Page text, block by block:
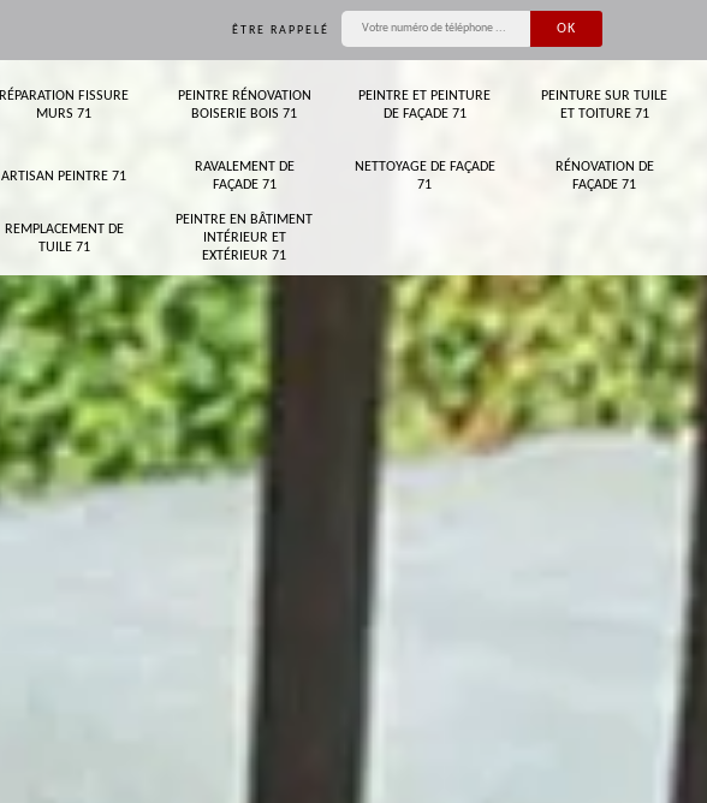
ÊTRE RAPPELÉ
RÉPARATION FISSURE
MURS 71
PEINTRE RÉNOVATION
BOISERIE BOIS 71
PEINTRE ET PEINTURE
DE FAÇADE 71
PEINTURE SUR TUILE
ET TOITURE 71
ARTISAN PEINTRE 71
RAVALEMENT DE
FAÇADE 71
NETTOYAGE DE FAÇADE
71
RÉNOVATION DE
FAÇADE 71
REMPLACEMENT DE
TUILE 71
PEINTRE EN BÂTIMENT
INTÉRIEUR ET
EXTÉRIEUR 71